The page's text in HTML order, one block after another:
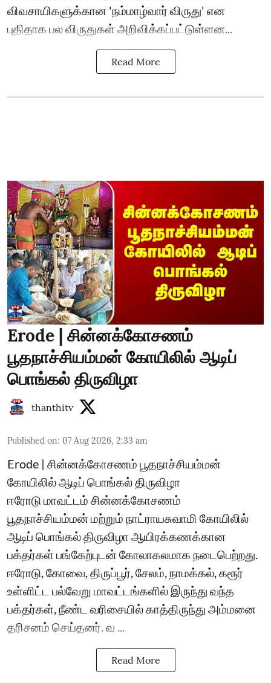
விவசாயிகளுக்கான 'நம்மாழ்வார் விருது' என
புதிதாக பல விருதுகள் அறிவிக்கப்பட்டுள்ளன...
Read More
Erode | சின்னக்கோசணம்
பூதநாச்சியம்மன் கோயிலில் ஆடிப்
பொங்கல் திருவிழா
thanthitv
Published on: 07 Aug 2026, 2:33 am
Erode | சின்னக்கோசணம் பூதநாச்சியம்மன்
கோயிலில் ஆடிப் பொங்கல் திருவிழா
ஈரோடு மாவட்டம் சின்னக்கோசணம்
பூதநாச்சியம்மன் மற்றும் நாட்ராயசுவாமி கோயிலில்
ஆடிப் பொங்கல் திருவிழா ஆயிரக்கணக்கான
பக்தர்கள் பங்கேற்புடன் கோலாகலமாக நடைபெற்றது.
ஈரோடு, கோவை, திருப்பூர், சேலம், நாமக்கல், கரூர்
உள்ளிட்ட பல்வேறு மாவட்டங்களில் இருந்து வந்த
பக்தர்கள், நீண்ட வரிசையில் காத்திருந்து அம்மனை
தரிசனம் செய்தனர். வ ...
Read More